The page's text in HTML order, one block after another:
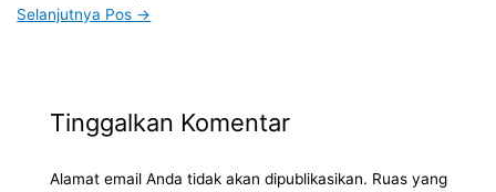
Selanjutnya Pos →
Tinggalkan Komentar
Alamat email Anda tidak akan dipublikasikan. Ruas yang